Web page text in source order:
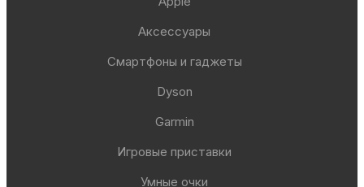
Аксессуары
Смартфоны и гаджеты
Dyson
Garmin
Игровые приставки
Умные очки